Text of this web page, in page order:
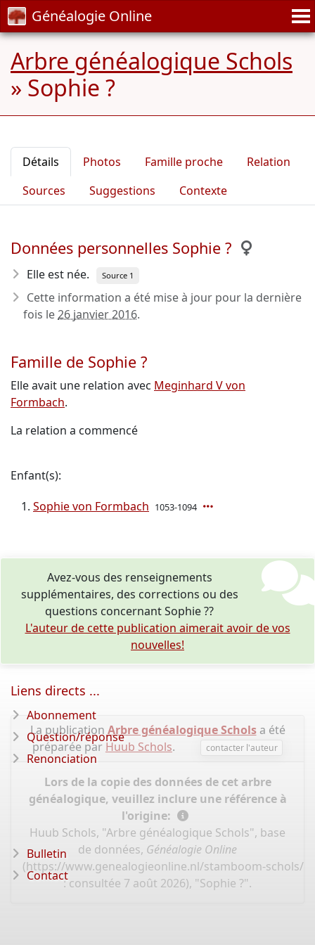
Généalogie Online
Arbre généalogique Schols
» Sophie ?
Détails Photos Famille proche
Relation
Sources
Suggestions Contexte
Données personnelles Sophie ?
Elle est née. Source 1
Cette information a été mise à jour pour la dernière
fois le26 janvier 2016.
Famille de Sophie ?
Elle avait une relation avec Meginhard V von
Formbach.
La relation a commencé
Enfant(s):
Sophie von Formbach 1053-1094
Avez-vous des renseignements
supplémentaires, des corrections ou des
questions concernant Sophie ??
L'auteur de cette publication aimerait avoir de vos
nouvelles!
La publication Arbre généalogique Scholsa été
préparée par Huub Schols. contacter l'auteur
Lors de la copie des données de cet arbre
généalogique, veuillez inclure une référence à
l'origine:
Huub Schols, "Arbre généalogique Schols", base
de données, Généalogie Online
(https://www.genealogieonline.nl/stamboom-schols/
: consultée 7 août 2026), "Sophie ?".
Liens directs ...
Abonnement
Question/réponse
Renonciation
Bulletin
Contact